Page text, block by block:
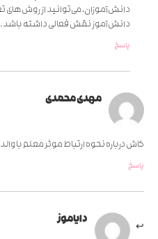
دانش‌آموزان، می‌توانید از روش‌های
دانش‌آموز نقش فعالی داشته باشد.
پاسخ
مهدی محمدی
کاش درباره نحوه ارتباط موثر معلم با
پاسخ
دایاموز